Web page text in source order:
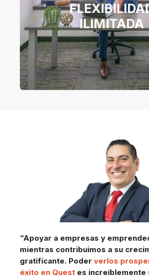
ILIMITADA
“Apoyar a empresas y
mientras contribuimos a su
gratificante. Poder verlos
éxito en Quest es